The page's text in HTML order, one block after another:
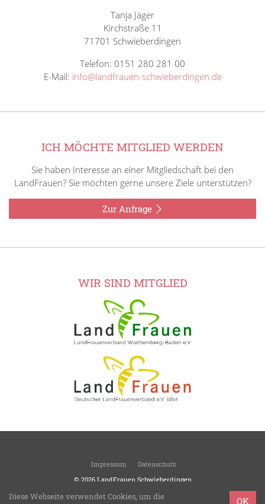
Tanja Jäger
Kirchstraße 11
71701 Schwieberdingen
Telefon: 0151 280 281 00
E-Mail: info@landfrauen-schwieberdingen.de
ICH MÖCHTE MITGLIED WERDEN
Sie haben Interesse an einer Mitgliedschaft bei den
LandFrauen? Sie möchten gerne unsere Ziele unterstützen?
Zur Anfrage
WIR SIND MITGLIED
Impressum
Datenschutz
© 2026 LandFrauen Schwieberdingen
OK
Diese Webseite verwendet Cookies, um die